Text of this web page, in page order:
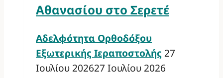
Αθανασίου στο Σερετέ
Αδελφότητα Ορθοδόξου
Εξωτερικής Ιεραποστολής 27
Ιουλίου 202627 Ιουλίου 2026